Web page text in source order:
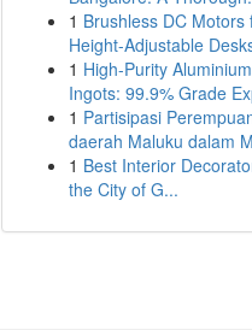
1 Brushless DC Motors
Height-Adjustable
1 High-Purity Aluminium
Ingots: 99.9% Grade
1 Partisipasi
daerah Maluku dalam
1 Best Interior
the City of G...